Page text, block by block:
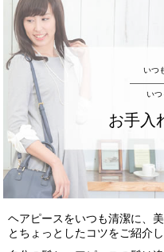
お手入
いつ
いつ
ヘアピースをいつも清潔に、
とちょっとしたコツをご紹介し